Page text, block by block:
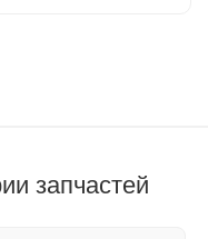
запчастей